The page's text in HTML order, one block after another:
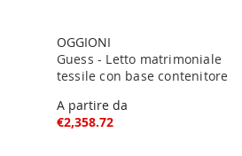
OGGIONI
Guess - Letto matrimoniale
tessile con base contenitore
A partire da
€2,358.72